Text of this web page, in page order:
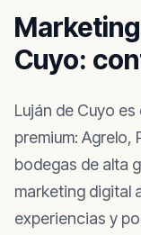
Cuyo:
Luján de Cuyo
premium: Agrelo,
bodegas de alta
marketing digital
experiencias y